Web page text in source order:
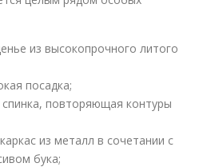
из высокопрочного литого
посадка;
повторяющая контуры
из металл в сочетании с
бука;